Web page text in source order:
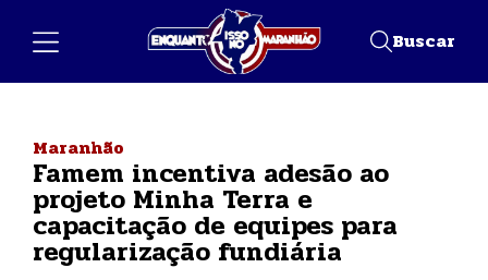
Buscar
Maranhão
Famem incentiva adesão ao
projeto Minha Terra e
capacitação de equipes para
regularização fundiária